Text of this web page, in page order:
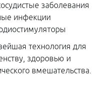
заболевания
инфекции
технология для
здоровью и
вмешательства.